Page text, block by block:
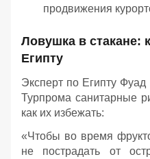
продвижения
Ловушка в стакане:
Египту
Эксперт по Египту
Турпрома санитарные
как их избежать:
«Чтобы во время
не пострадать от